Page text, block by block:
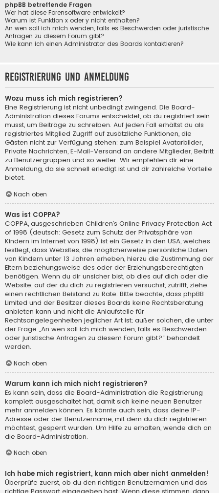
phpBB betreffende Fragen
Wer hat diese Forensoftware entwickelt?
Warum ist Funktion x oder y nicht enthalten?
An wen soll ich mich wenden, falls es Beschwerden oder juristische
Anfragen zu diesem Forum gibt?
Wie kann ich einen Administrator des Boards kontaktieren?
Registrierung und Anmeldung
Wozu muss ich mich registrieren?
Eine Registrierung ist nicht unbedingt zwingend. Die Board-
Administration dieses Forums entscheidet, ob du registriert sein
musst, um Beiträge zu schreiben. Auf jeden Fall erhältst du als
registriertes Mitglied Zugriff auf zusätzliche Funktionen, die
Gästen nicht zur Verfügung stehen: zum Beispiel Avatarbilder,
Private Nachrichten, E-Mail-Versand an andere Mitglieder, Beitritt
zu Benutzergruppen und so weiter. Wir empfehlen dir eine
Anmeldung, da sie schnell erledigt ist und dir zahlreiche Vorteile
bietet.
Nach oben
Was ist COPPA?
COPPA, ausgeschrieben Children’s Online Privacy Protection Act
of 1998 (deutsch: Gesetz zum Schutz der Privatsphäre von
Kindern im Internet von 1998) ist ein Gesetz in den USA, welches
festlegt, dass Websites, die möglicherweise persönliche Daten
von Kindern unter 13 Jahren erheben, hierzu die Zustimmung der
Eltern beziehungsweise des oder der Erziehungsberechtigten
benötigen. Wenn du dir unsicher bist, ob dies auf dich oder die
Website, auf der du dich zu registrieren versuchst, zutrifft, ziehe
einen rechtlichen Beistand zu Rate. Bitte beachte, dass phpBB
Limited und der Besitzer dieses Boards keine Rechtsberatung
anbieten kann und nicht die Anlaufstelle für
Rechtsangelegenheiten jeglicher Art ist; außer solchen, die unter
der Frage „An wen soll ich mich wenden, falls es Beschwerden
oder juristische Anfragen zu diesem Forum gibt?“ behandelt
werden.
Nach oben
Warum kann ich mich nicht registrieren?
Es kann sein, dass die Board-Administration die Registrierung
komplett ausgeschaltet hat, damit sich keine neuen Benutzer
mehr anmelden können. Es könnte auch sein, dass deine IP-
Adresse oder der Benutzername, mit dem du dich registrieren
möchtest, gesperrt wurden. Um Hilfe zu erhalten, wende dich an
die Board-Administration.
Nach oben
Ich habe mich registriert, kann mich aber nicht anmelden!
Überprüfe zuerst, ob du den richtigen Benutzernamen und das
richtige Passwort eingegeben hast. Wenn diese stimmen, dann